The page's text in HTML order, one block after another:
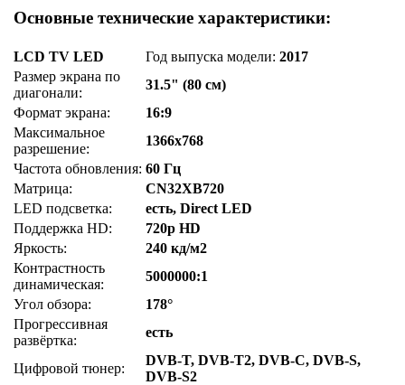
Основные технические характеристики:
LCD TV LED Год выпуска модели:2017
Размер экрана по
диагонали:
31.5" (80 см)
Формат экрана:
16:9
Максимальное
разрешение:
1366x768
Частота обновления: 60 Гц
Матрица:
CN32XB720
LED подсветка:
есть, Direct LED
Поддержка HD:
720p HD
Яркость:
240 кд/м2
Контрастность
динамическая:
5000000:1
Угол обзора:
178°
Прогрессивная
развёртка:
есть
Цифровой тюнер:
DVB-T, DVB-T2, DVB-C, DVB-S,
DVB-S2